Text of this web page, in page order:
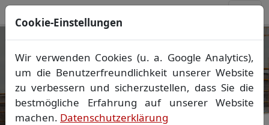
Ihr Vermessungsbüro in
Mecklenburg-Vorpommern
Wir vermessen Ihr Grundstück
Lageplan Absteckung▪Bauvermessung ▪
Gebäudeeinmessung
Grenzfeststellung▪Amtliche Auskünfte und
Vorheriges Bild
Cookie-Einstellungen
Wir verwenden Cookies (u. a. Google Analytics),
um die Benutzerfreundlichkeit unserer Website
zu verbessern und sicherzustellen, dass Sie die
bestmögliche Erfahrung auf unserer Website
machen. Datenschutzerklärung